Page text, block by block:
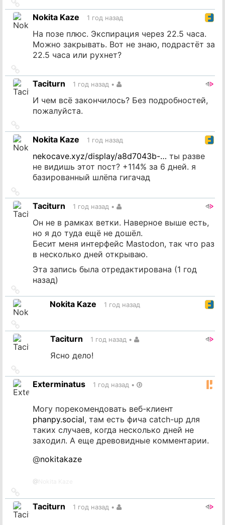
на
источник
Nokita Kaze 1 год назад
На позе плюс. Экспирация через 22.5 часа.
Можно закрывать. Вот не знаю, подрастёт за
22.5 часа или рухнет?
на
источник
Taciturn 1 год назад •
И чем всё закончилось? Без подробностей,
пожалуйста.
на
источник
Nokita Kaze 1 год назад
nekocave.xyz/display/a8d7043b-… ты разве
не видишь этот пост? +114% за 6 дней. я
базированный шлёпа гигачад
на
источник
Taciturn 1 год назад •
Он не в рамках ветки. Наверное выше есть,
но я до туда ещё не дошёл.
Бесит меня интерфейс Mastodon, так что раз
в несколько дней открываю.
Эта запись была отредактирована (1 год
назад)
на
источникNokita Kaze 1 год назад
на
источник Taciturn 1 год назад •
Ясно дело!
на
источник
Exterminatus 1 год назад •
Могу порекомендовать веб-клиент
phanpy.social, там есть фича catch-up для
таких случаев, когда несколько дней не
заходил. А еще древовидные комментарии.
@nokitakaze
@
на
источник
Taciturn 1 год назад •